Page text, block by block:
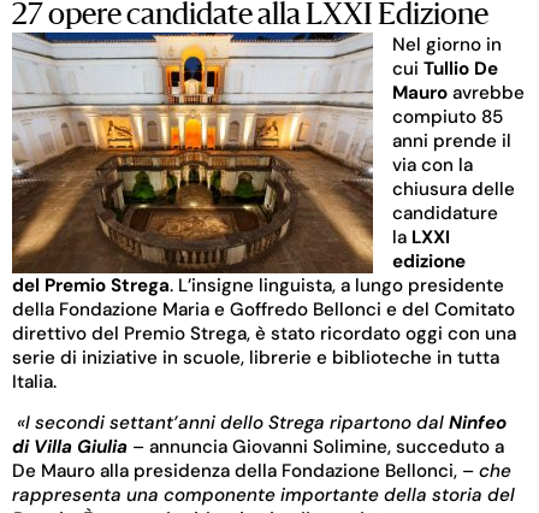
27 opere candidate alla LXXI Edizione
Nel giorno in
cui Tullio De
Mauro avrebbe
compiuto 85
anni prende il
via con la
chiusura delle
candidature
la LXXI
edizione
del Premio Strega. L’insigne linguista, a lungo presidente
della Fondazione Maria e Goffredo Bellonci e del Comitato
direttivo del Premio Strega, è stato ricordato oggi con una
serie di iniziative in scuole, librerie e biblioteche in tutta
Italia.
«I secondi settant’anni dello Strega ripartono dal Ninfeo
di Villa Giulia – annuncia Giovanni Solimine, succeduto a
De Mauro alla presidenza della Fondazione Bellonci, – che
rappresenta una componente importante della storia del